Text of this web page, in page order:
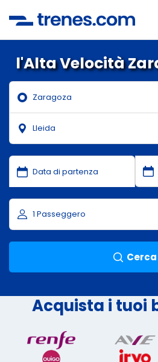
l'Alta Velocità
Cerca
Acquista i tuoi